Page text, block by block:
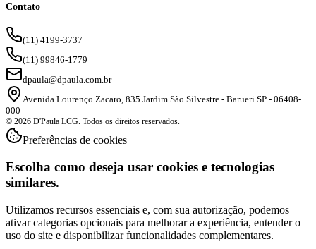
Contato
(11) 4199-3737
(11) 99846-1779
dpaula@dpaula.com.br
Avenida Lourenço Zacaro, 835 Jardim São Silvestre - Barueri SP - 06408-
000
© 2026 D'Paula LCG. Todos os direitos reservados.
Preferências de cookies
Escolha como deseja usar cookies e tecnologias
similares.
Utilizamos recursos essenciais e, com sua autorização, podemos
ativar categorias opcionais para melhorar a experiência, entender o
uso do site e disponibilizar funcionalidades complementares.